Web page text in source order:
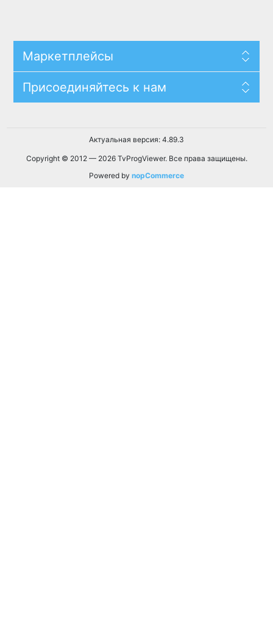
Маркетплейсы
Присоединяйтесь к нам
Актуальная версия: 4.89.3
Copyright © 2012 — 2026 TvProgViewer. Все права защищены.
Powered by nopCommerce